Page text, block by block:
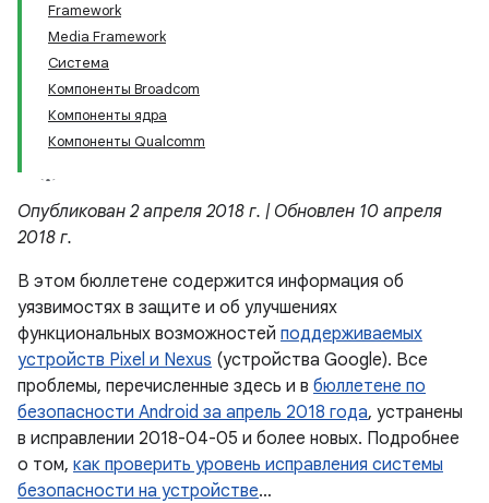
Framework
Media Framework
Система
Компоненты Broadcom
Компоненты ядра
Компоненты Qualcomm
Опубликован 2 апреля 2018 г. | Обновлен 10 апреля
2018 г.
В этом бюллетене содержится информация об
уязвимостях в защите и об улучшениях
функциональных возможностей поддерживаемых
устройств Pixel и Nexus (устройства Google). Все
проблемы, перечисленные здесь и в бюллетене по
безопасности Android за апрель 2018 года, устранены
в исправлении 2018-04-05 и более новых. Подробнее
о том, как проверить уровень исправления системы
безопасности на устройстве…